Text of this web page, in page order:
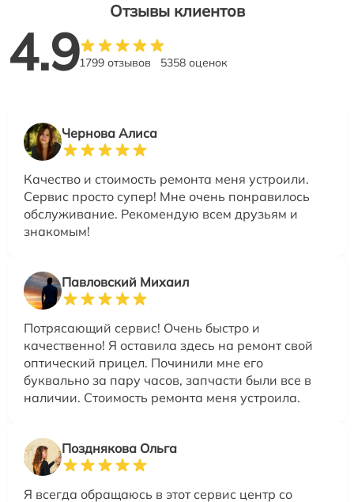
Отзывы клиентов
4.91799 отзывов 5358 оценок
Чернова Алиса
Качество и стоимость ремонта меня устроили.
Сервис просто супер! Мне очень понравилось
обслуживание. Рекомендую всем друзьям и
знакомым!
Павловский Михаил
Потрясающий сервис! Очень быстро и
качественно! Я оставила здесь на ремонт свой
оптический прицел. Починили мне его
буквально за пару часов, запчасти были все в
наличии. Стоимость ремонта меня устроила.
Позднякова Ольга
Я всегда обращаюсь в этот сервис центр со